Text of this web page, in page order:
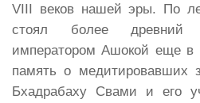
VIII веков нашей эры. По
стоял более древний
императором Ашокой еще в
память о медитировавших
Бхадрабаху Свами и его